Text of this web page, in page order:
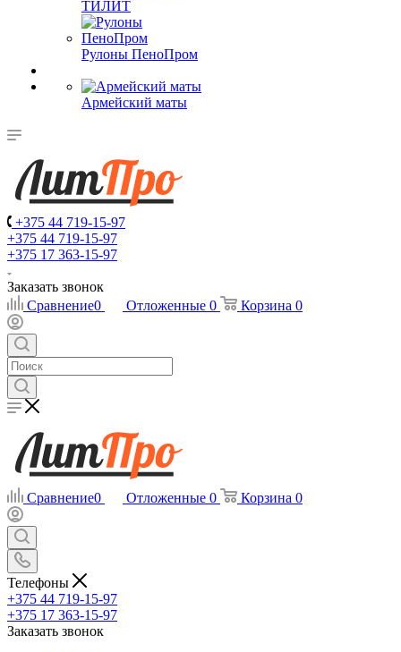
ТИЛИТ
Рулоны ПеноПром
Армейский маты
+375 44 719-15-97
+375 44 719-15-97
+375 17 363-15-97
Заказать звонок
Сравнение0 Отложенные 0 Корзина 0
Сравнение0 Отложенные 0 Корзина 0
Телефоны
+375 44 719-15-97
+375 17 363-15-97
Заказать звонок